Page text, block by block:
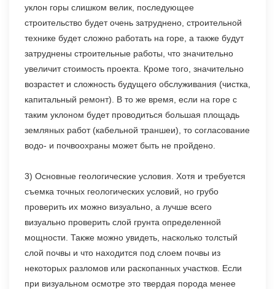
уклон горы слишком велик, последующее
строительство будет очень затруднено, строительной
технике будет сложно работать на горе, а также будут
затруднены строительные работы, что значительно
увеличит стоимость проекта. Кроме того, значительно
возрастет и сложность будущего обслуживания (чистка,
капитальный ремонт). В то же время, если на горе с
таким уклоном будет проводиться большая площадь
земляных работ (кабельной траншеи), то согласование
водо- и почвоохраны может быть не пройдено.
3) Основные геологические условия. Хотя и требуется
съемка точных геологических условий, но грубо
проверить их можно визуально, а лучше всего
визуально проверить слой грунта определенной
мощности. Также можно увидеть, насколько толстый
слой почвы и что находится под слоем почвы из
некоторых разломов или раскопанных участков. Если
при визуальном осмотре это твердая порода менее